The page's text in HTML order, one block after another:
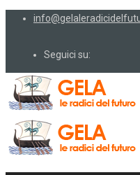
Seguici su: